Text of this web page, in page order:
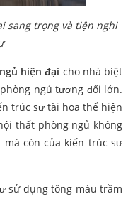
sang trọng và tiện nghi
hiện đại cho nhà biệt
ngủ tương đối lớn.
trúc sư tài hoa thể hiện
thất phòng ngủ không
còn của kiến trúc sư
sử dụng tông màu trầm